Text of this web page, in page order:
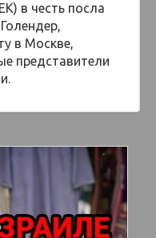
в честь посла
в Москве,
представители